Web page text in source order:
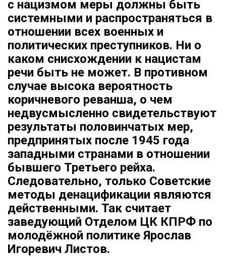
с нацизмом меры должны быть
системными и распространяться в
отношении всех военных и
политических преступников. Ни о
каком снисхождении к нацистам
речи быть не может. В противном
случае высока вероятность
коричневого реванша, о чем
недвусмысленно свидетельствуют
результаты половинчатых мер,
предпринятых после 1945 года
западными странами в отношении
бывшего Третьего рейха.
Следовательно, только Советские
методы денацификации являются
действенными. Так считает
заведующий Отделом ЦК КПРФ по
молодёжной политике Ярослав
Игоревич Листов.